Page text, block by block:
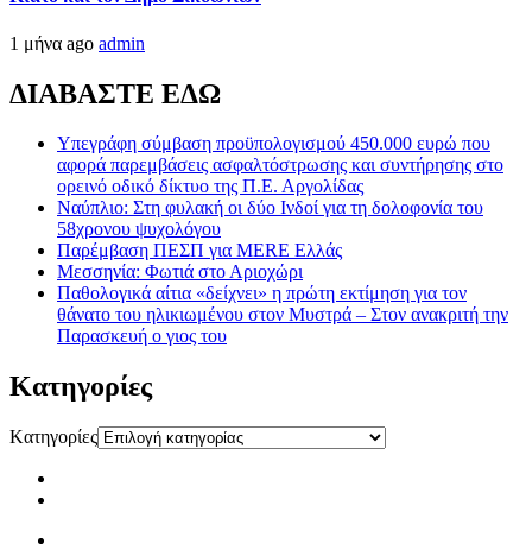
1 μήνα ago admin
ΔΙΑΒΑΣΤΕ ΕΔΩ
Υπεγράφη σύμβαση προϋπολογισμού 450.000 ευρώ που
αφορά παρεμβάσεις ασφαλτόστρωσης και συντήρησης στο
ορεινό οδικό δίκτυο της Π.Ε. Αργολίδας
Ναύπλιο: Στη φυλακή οι δύο Ινδοί για τη δολοφονία του
58χρονου ψυχολόγου
Παρέμβαση ΠΕΣΠ για MERE Ελλάς
Μεσσηνία: Φωτιά στο Αριοχώρι
Παθολογικά αίτια «δείχνει» η πρώτη εκτίμηση για τον
θάνατο του ηλικιωμένου στον Μυστρά – Στον ανακριτή την
Παρασκευή ο γιος του
Kατηγορίες
Kατηγορίες